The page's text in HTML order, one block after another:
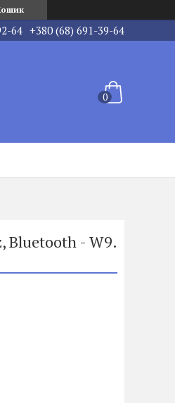
64 +380 (68) 691-39-64
Bluetoоth - W9.